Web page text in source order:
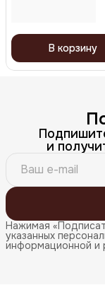
В корзину
и
Нажимая
указанных
информационной и